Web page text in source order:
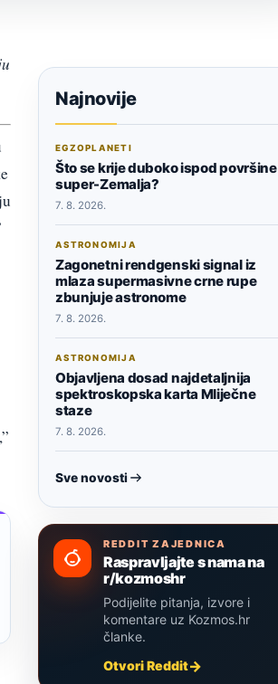
Najnovije
EGZOPLANETI
Što se krije duboko ispod površine
super-Zemalja?
7. 8. 2026.
ASTRONOMIJA
Zagonetni rendgenski signal iz
mlaza supermasivne crne rupe
zbunjuje astronome
7. 8. 2026.
ASTRONOMIJA
Objavljena dosad najdetaljnija
spektroskopska karta Mliječne
staze
7. 8. 2026.
Sve novosti
REDDIT ZAJEDNICA
Raspravljajte s nama na
r/kozmoshr
Podijelite pitanja, izvore i
komentare uz Kozmos.hr
članke.
Otvori Reddit